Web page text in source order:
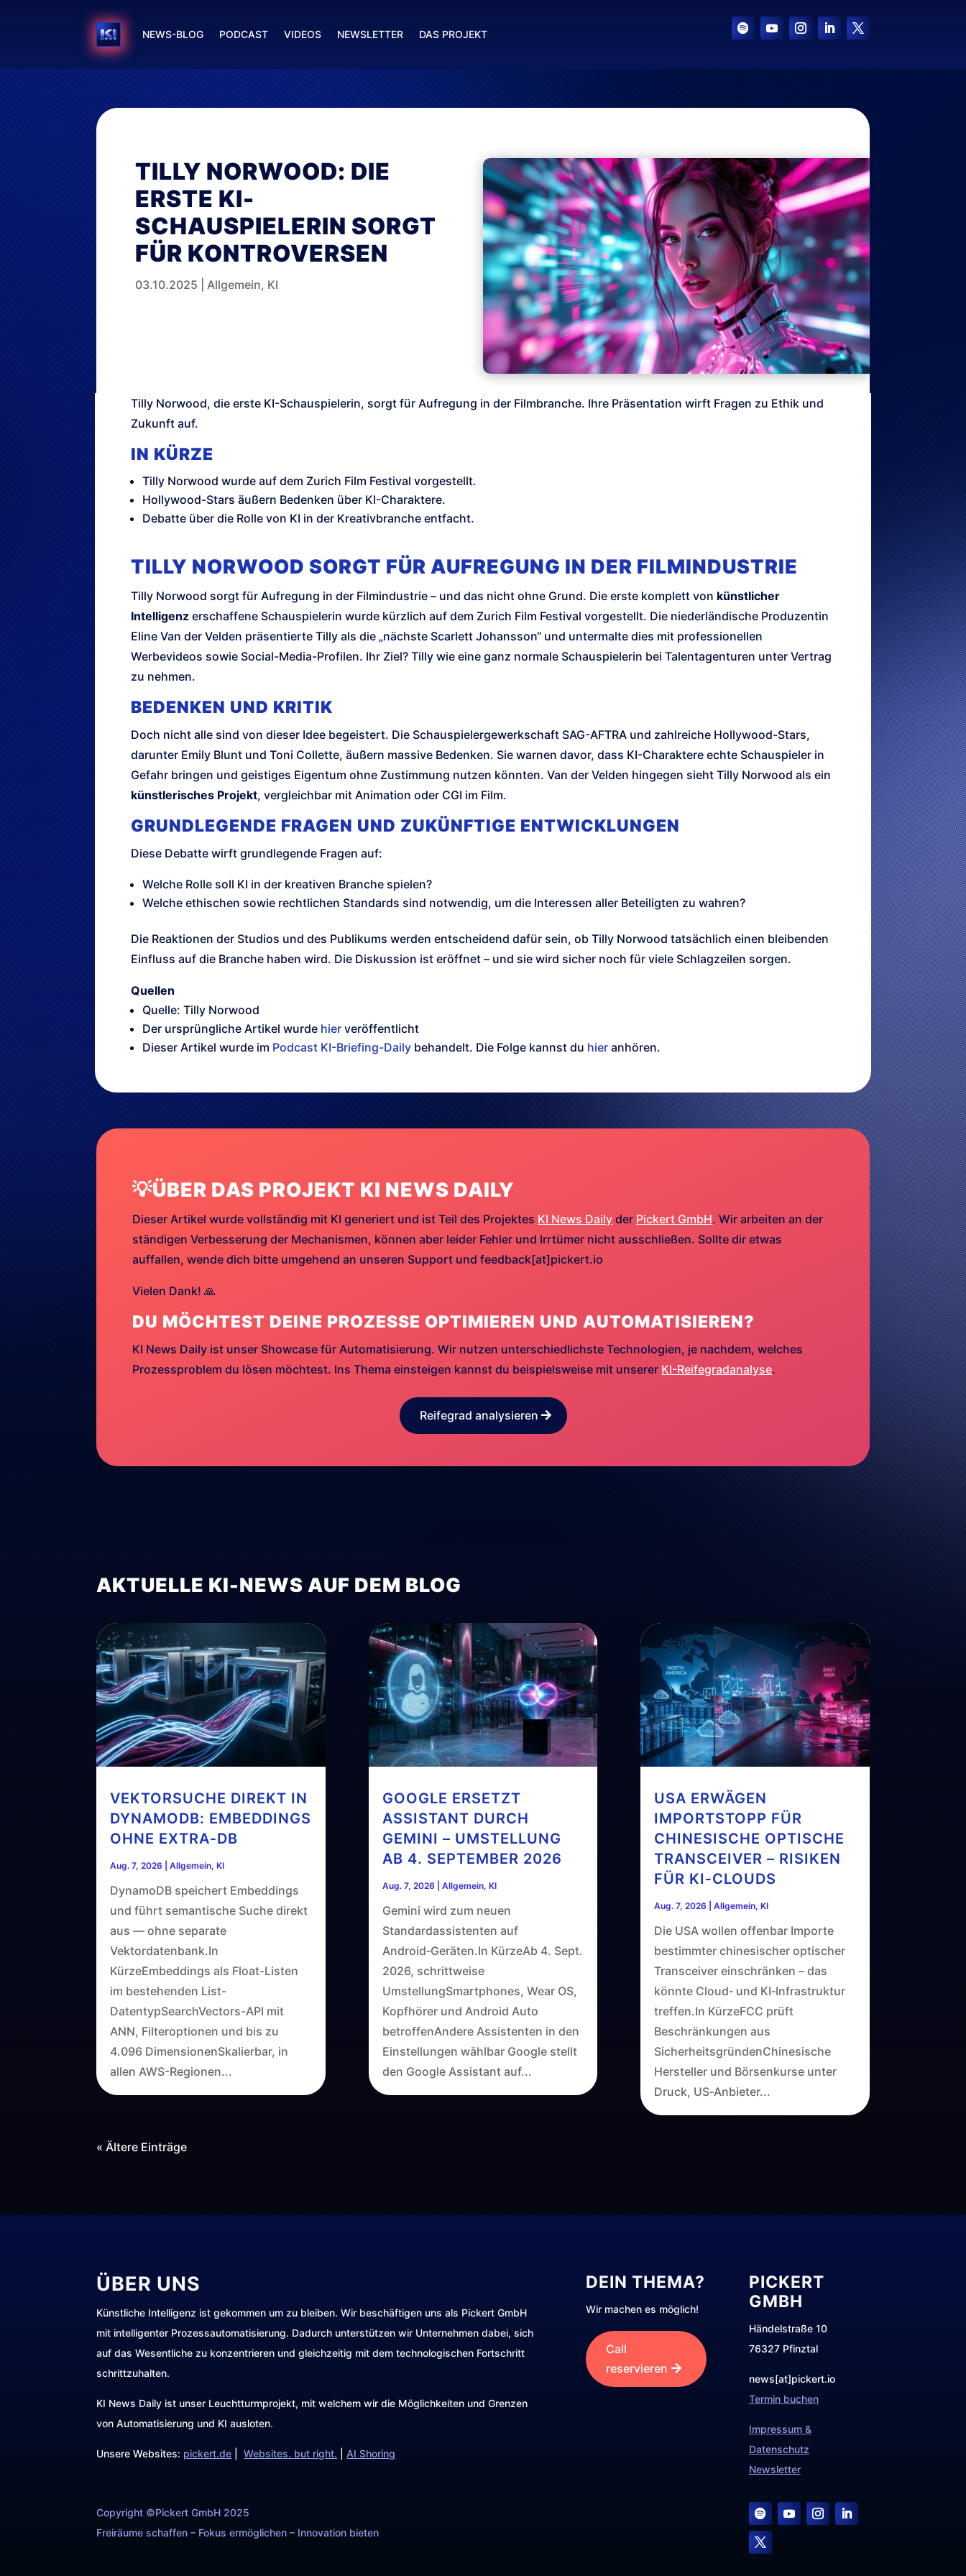
NEWS-BLOG PODCAST VIDEOS NEWSLETTER DAS PROJEKT
TILLY NORWOOD: DIE
ERSTE KI-
SCHAUSPIELERIN SORGT
FÜR KONTROVERSEN
03.10.2025 Allgemein, KI
Tilly Norwood, die erste KI-Schauspielerin, sorgt für Aufregung in der Filmbranche. Ihre Präsentation wirft Fragen zu Ethik und
Zukunft auf.
IN KÜRZE
Tilly Norwood wurde auf dem Zurich Film Festival vorgestellt.
Hollywood-Stars äußern Bedenken über KI-Charaktere.
Debatte über die Rolle von KI in der Kreativbranche entfacht.
TILLY NORWOOD SORGT FÜR AUFREGUNG IN DER FILMINDUSTRIE
Tilly Norwood sorgt für Aufregung in der Filmindustrie – und das nicht ohne Grund. Die erste komplett von künstlicher
Intelligenz erschaffene Schauspielerin wurde kürzlich auf dem Zurich Film Festival vorgestellt. Die niederländische Produzentin
Eline Van der Velden präsentierte Tilly als die „nächste Scarlett Johansson“ und untermalte dies mit professionellen
Werbevideos sowie Social-Media-Profilen. Ihr Ziel? Tilly wie eine ganz normale Schauspielerin bei Talentagenturen unter Vertrag
zu nehmen.
BEDENKEN UND KRITIK
Doch nicht alle sind von dieser Idee begeistert. Die Schauspielergewerkschaft SAG-AFTRA und zahlreiche Hollywood-Stars,
darunter Emily Blunt und Toni Collette, äußern massive Bedenken. Sie warnen davor, dass KI-Charaktere echte Schauspieler in
Gefahr bringen und geistiges Eigentum ohne Zustimmung nutzen könnten. Van der Velden hingegen sieht Tilly Norwood als ein
künstlerisches Projekt, vergleichbar mit Animation oder CGI im Film.
GRUNDLEGENDE FRAGEN UND ZUKÜNFTIGE ENTWICKLUNGEN
Diese Debatte wirft grundlegende Fragen auf:
Welche Rolle soll KI in der kreativen Branche spielen?
Welche ethischen sowie rechtlichen Standards sind notwendig, um die Interessen aller Beteiligten zu wahren?
Die Reaktionen der Studios und des Publikums werden entscheidend dafür sein, ob Tilly Norwood tatsächlich einen bleibenden
Einfluss auf die Branche haben wird. Die Diskussion ist eröffnet – und sie wird sicher noch für viele Schlagzeilen sorgen.
Quellen
Quelle: Tilly Norwood
Der ursprüngliche Artikel wurde hier veröffentlicht
Dieser Artikel wurde im Podcast KI-Briefing-Daily behandelt. Die Folge kannst du hier anhören.
💡ÜBER DAS PROJEKT KI NEWS DAILY
Dieser Artikel wurde vollständig mit KI generiert und ist Teil des Projektes KI News Daily der Pickert GmbH. Wir arbeiten an der
ständigen Verbesserung der Mechanismen, können aber leider Fehler und Irrtümer nicht ausschließen. Sollte dir etwas
auffallen, wende dich bitte umgehend an unseren Support und feedback[at]pickert.io
Vielen Dank! 🙏
DU MÖCHTEST DEINE PROZESSE OPTIMIEREN UND AUTOMATISIEREN?
KI News Daily ist unser Showcase für Automatisierung. Wir nutzen unterschiedlichste Technologien, je nachdem, welches
Prozessproblem du lösen möchtest. Ins Thema einsteigen kannst du beispielsweise mit unserer KI-Reifegradanalyse.
Reifegrad analysieren
AKTUELLE KI-NEWS AUF DEM BLOG
VEKTORSUCHE DIREKT IN
DYNAMODB: EMBEDDINGS
OHNE EXTRA‑DB
Aug. 7, 2026 |Allgemein,KI
DynamoDB speichert Embeddings
und führt semantische Suche direkt
aus — ohne separate
Vektordatenbank.In
KürzeEmbeddings als Float-Listen
im bestehenden List-
DatentypSearchVectors-API mit
ANN, Filteroptionen und bis zu
4.096 DimensionenSkalierbar, in
allen AWS-Regionen...
GOOGLE ERSETZT
ASSISTANT DURCH
GEMINI – UMSTELLUNG
AB 4. SEPTEMBER 2026
Aug. 7, 2026 Allgemein, KI
Gemini wird zum neuen
Standardassistenten auf
Android‑Geräten.In KürzeAb 4. Sept.
2026, schrittweise
UmstellungSmartphones, Wear OS,
Kopfhörer und Android Auto
betroffenAndere Assistenten in den
Einstellungen wählbar Google stellt
den Google Assistant auf...
USA ERWÄGEN
IMPORTSTOPP FÜR
CHINESISCHE OPTISCHE
TRANSCEIVER – RISIKEN
FÜR KI‑CLOUDS
Aug. 7, 2026 Allgemein, KI
Die USA wollen offenbar Importe
bestimmter chinesischer optischer
Transceiver einschränken – das
könnte Cloud‑ und KI‑Infrastruktur
treffen.In KürzeFCC prüft
Beschränkungen aus
SicherheitsgründenChinesische
Hersteller und Börsenkurse unter
Druck, US‑Anbieter...
« Ältere Einträge
ÜBER UNS
Künstliche Intelligenz ist gekommen um zu bleiben. Wir beschäftigen uns als Pickert GmbH
mit intelligenter Prozessautomatisierung. Dadurch unterstützen wir Unternehmen dabei, sich
auf das Wesentliche zu konzentrieren und gleichzeitig mit dem technologischen Fortschritt
schrittzuhalten.
KI News Daily ist unser Leuchtturmprojekt, mit welchem wir die Möglichkeiten und Grenzen
von Automatisierung und KI ausloten.
Unsere Websites: pickert.de |Websites. but right. |AI Shoring
DEIN THEMA?
Wir machen es möglich!
Call
reservieren
PICKERT
GMBH
Händelstraße 10
76327 Pfinztal
news[at]pickert.io
Termin buchen
Impressum &
Datenschutz
Newsletter
Copyright ©Pickert GmbH 2025
Freiräume schaffen – Fokus ermöglichen – Innovation bieten